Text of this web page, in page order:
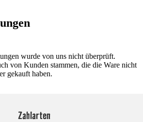
wurde von uns nicht überprüft.
von Kunden stammen, die die Ware nicht
gekauft haben.
Zahlarten